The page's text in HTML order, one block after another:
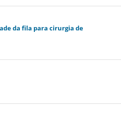
da fila para cirurgia de